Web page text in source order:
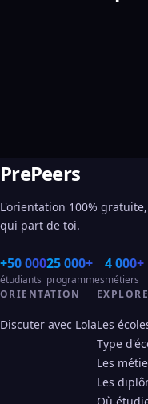
PrePeers
L'orientation 100% gratuite,
qui part de toi.
+50 000
étudiants
25 000+
programmes
4 000+
métiers
ORIENTATION
Discuter avec LolaLes
Type
Les
Les